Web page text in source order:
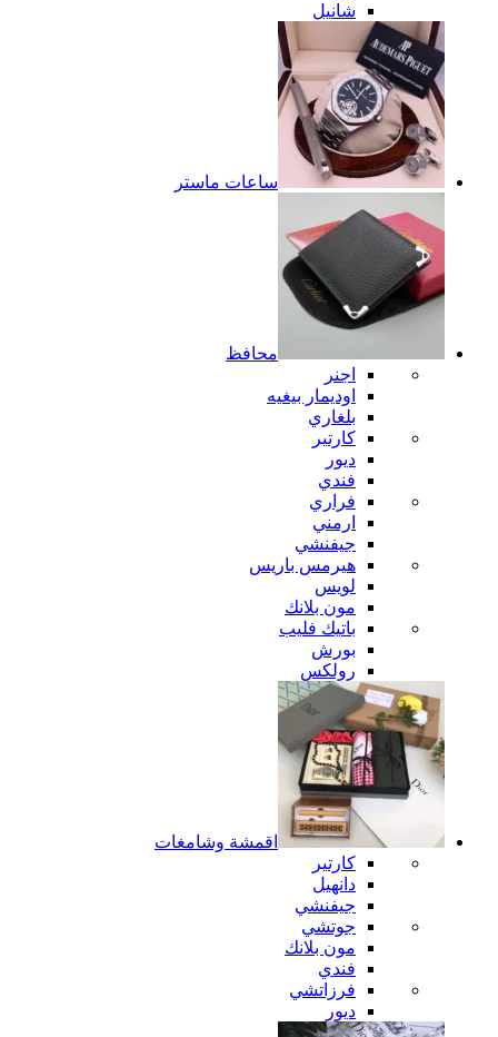
شانيل
ساعات ماستر
محافظ
اجنر
اوديمار بيغيه
بلغاري
كارتير
ديور
فندي
فراري
ارمني
جيفنشي
هيرمس باريس
لويس
مون بلانك
باتيك فليب
بورش
رولكس
اقمشة وشامغات
كارتير
دانهيل
جيفنشي
جوتشي
مون بلانك
فندي
فرزاتشي
ديور